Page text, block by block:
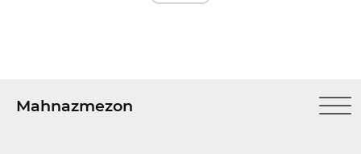
Mahnazmezon